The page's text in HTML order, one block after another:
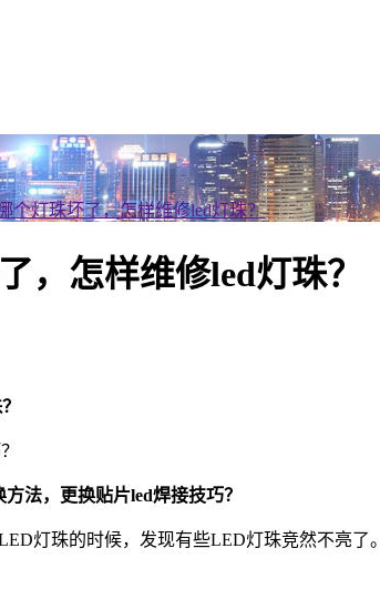
个灯珠坏了，怎样维修led灯珠？
，怎样维修led灯珠？
法，更换贴片led焊接技巧？
灯珠的时候，发现有些LED灯珠竞然不亮了。